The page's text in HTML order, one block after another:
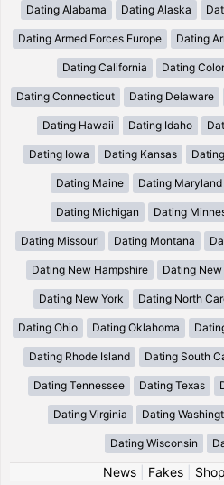
Dating Alabama Dating Alaska
Dating Armed Forces Europe Dating
Dating California Dating
Dating Connecticut Dating Delaware
Dating Hawaii Dating Idaho
Dating Iowa Dating Kansas
Dating Maine Dating Maryland
Dating Michigan Dating
Dating Missouri Dating Montana
Dating New Hampshire Dating
Dating New York Dating North
Dating Ohio Dating Oklahoma
Dating Rhode Island Dating South
Dating Tennessee Dating Texas
Dating Virginia Dating
Dating Wisconsin
News| Fakes| Shop